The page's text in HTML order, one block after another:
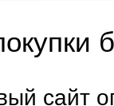
сайт